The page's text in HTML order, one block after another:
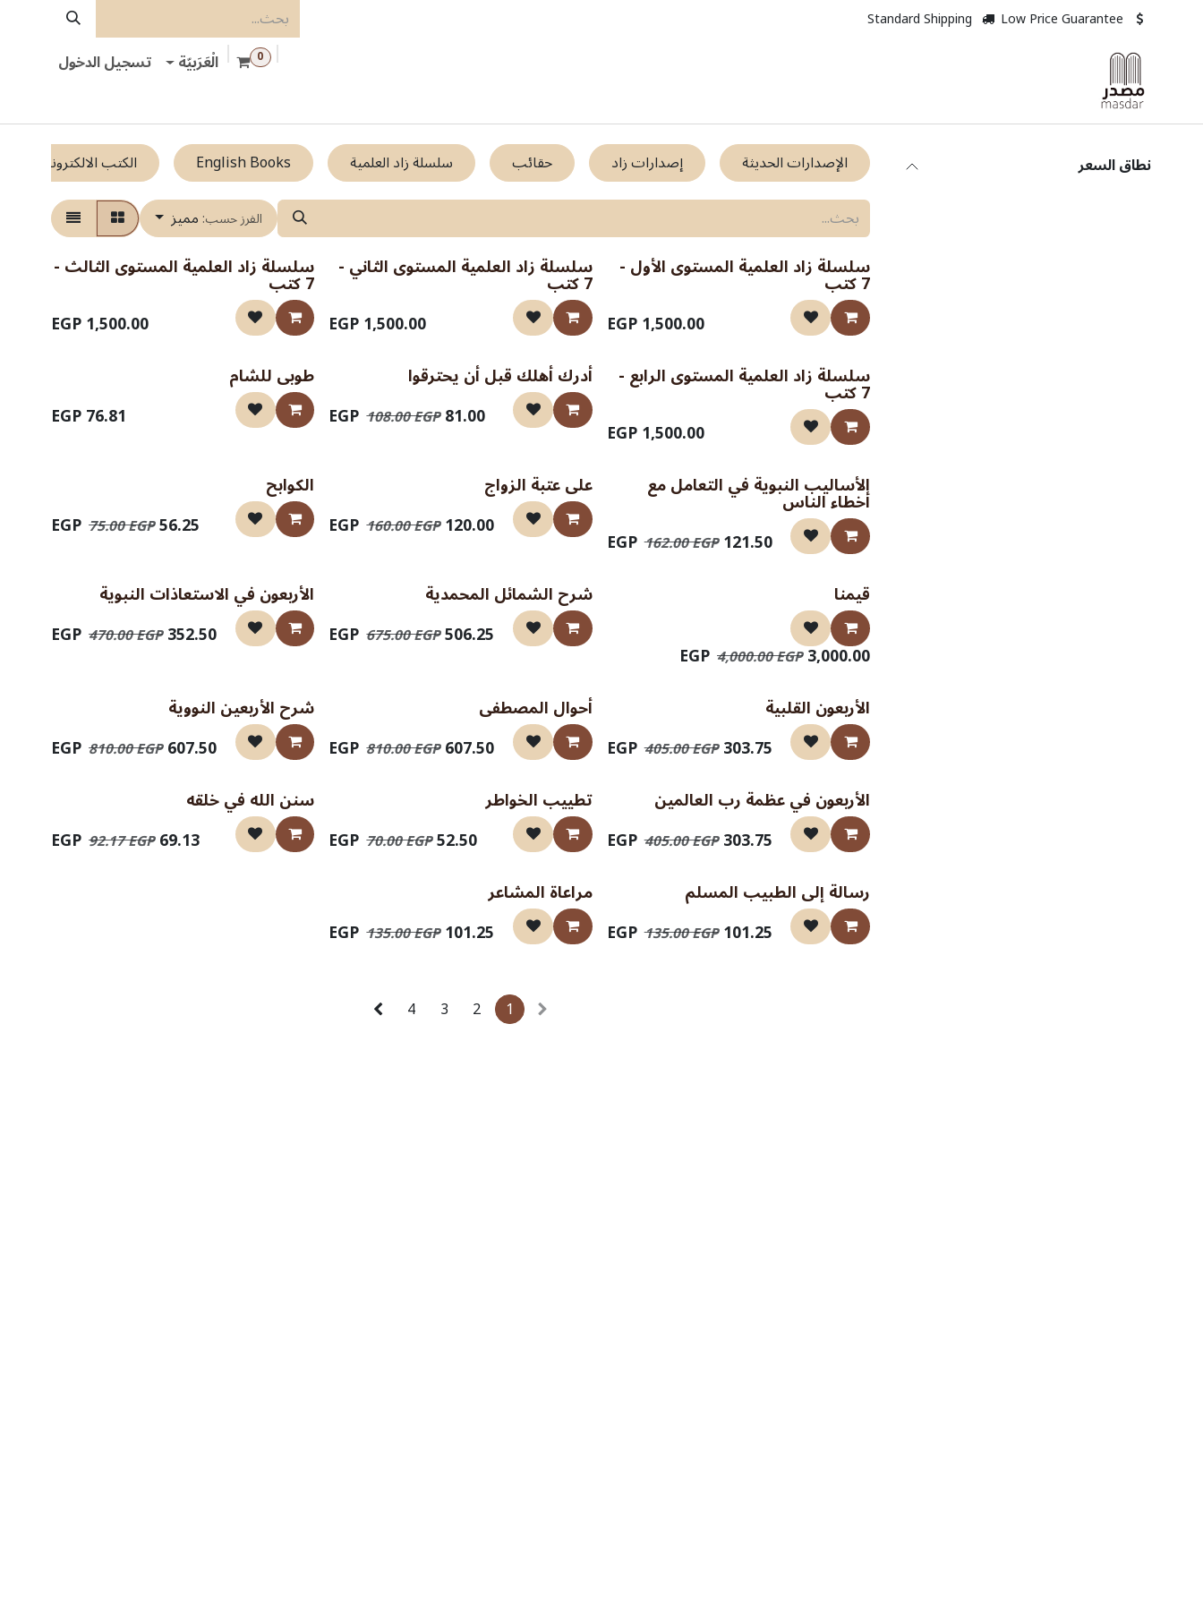
تخطي للذهاب إلى المحتوى
Low Price Guarantee
Standard Shipping
0 الْعَرَبيّة
تسجيل الدخول
نطاق السعر الإصدارات الحديثة إصدارات زاد حقائب سلسلة زاد العلمية English Books الكتب الالكترونية
الفرز حسب: مميز
سلسلة زاد العلمية المستوى الأول -
7 كتب
1,500.00
EGP
سلسلة زاد العلمية المستوى الثاني -
7 كتب
1,500.00
سلسلة زاد العلمية المستوى الثالث -
7 كتب
1,500.00
سلسلة زاد العلمية المستوى الرابع -
7 كتب
1,500.00
EGP
أدرك أهلك قبل أن يحترقوا
81.00
EGP
108.00EGP نفذت الكمية
طوبى للشام
76.81
الأساليب النبوية في التعامل مع
أخطاء الناس
121.50
EGP
162.00EGP
على عتبة الزواج
120.00
EGP
160.00EGP
الكوابح
56.25
EGP
75.00EGP
صدر حديثا
قيمنا
3,000.00
EGP
4,000.00EGP
شرح الشمائل المحمدية
506.25
EGP
675.00EGP
الأربعون في الاستعاذات النبوية
352.50
EGP
470.00EGP
الأربعون القلبية
303.75
EGP
405.00EGP
أحوال المصطفى
607.50
EGP
810.00EGP
شرح الأربعين النووية
607.50
EGP
810.00EGP
الأربعون في عظمة رب العالمين
303.75
EGP
405.00EGP نفذت الكمية
تطييب الخواطر
52.50
EGP
70.00EGP نفذت الكمية
سنن الله في خلقه
69.13
EGP
92.17EGP
رسالة إلى الطبيب المسلم
101.25
EGP
135.00EGP نفذت الكمية
مراعاة المشاعر
101.25
EGP
135.00EGP
1
2
3
4